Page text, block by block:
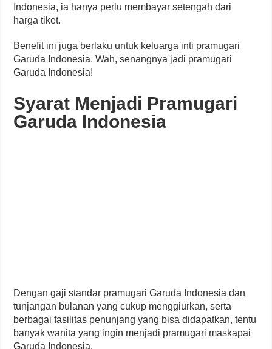
Indonesia, ia hanya perlu membayar setengah dari
harga tiket.
Benefit ini juga berlaku untuk keluarga inti pramugari
Garuda Indonesia. Wah, senangnya jadi pramugari
Garuda Indonesia!
Syarat Menjadi Pramugari
Garuda Indonesia
Dengan gaji standar pramugari Garuda Indonesia dan
tunjangan bulanan yang cukup menggiurkan, serta
berbagai fasilitas penunjang yang bisa didapatkan, tentu
banyak wanita yang ingin menjadi pramugari maskapai
Garuda Indonesia.